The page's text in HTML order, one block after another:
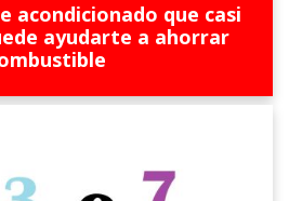
acondicionado que casi
ayudarte a ahorrar